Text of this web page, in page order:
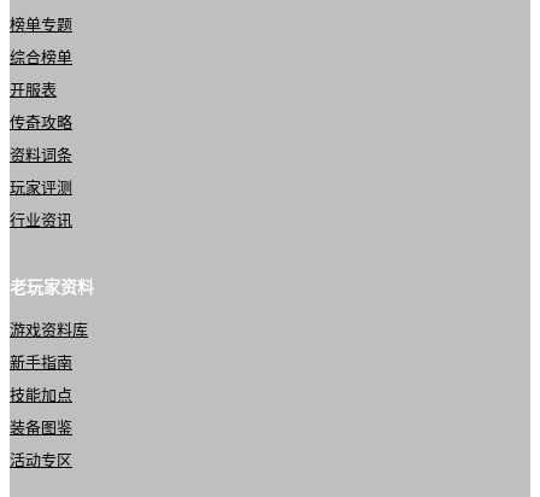
榜单专题
综合榜单
开服表
传奇攻略
资料词条
玩家评测
行业资讯
老玩家资料
游戏资料库
新手指南
技能加点
装备图鉴
活动专区